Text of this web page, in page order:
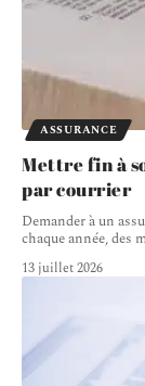
ASSURANCE
Mettre fin à
par courrier
Demander à un
chaque année,
13 juillet 2026